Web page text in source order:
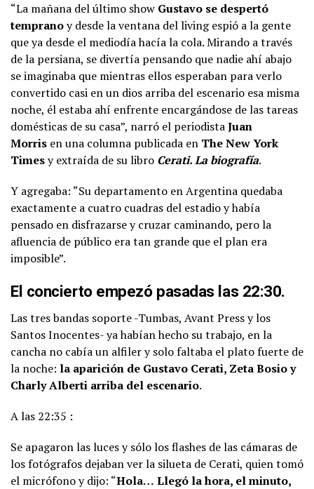
“La mañana del último show Gustavo se despertó
tempranoy desde la ventana del living espió a la gente
que ya desde el mediodía hacía la cola. Mirando a través
de la persiana, se divertía pensando que nadie ahí abajo
se imaginaba que mientras ellos esperaban para verlo
convertido casi en un dios arriba del escenario esa misma
noche, él estaba ahí enfrente encargándose de las tareas
domésticas de su casa”, narró el periodistaJuan
Morris en una columna publicada en The New York
Timesy extraída de su libro Cerati. La biografía.
Y agregaba: “Su departamento en Argentina quedaba
exactamente a cuatro cuadras del estadio y había
pensado en disfrazarse y cruzar caminando, pero la
afluencia de público era tan grande que el plan era
imposible”.
El concierto empezó pasadas las 22:30.
Las tres bandas soporte -Tumbas, Avant Press y los
Santos Inocentes- ya habían hecho su trabajo, en la
cancha no cabía un alfiler y solo faltaba el plato fuerte de
la noche: la aparición de Gustavo Cerati, Zeta Bosio y
Charly Alberti arriba del escenario.
A las 22:35 :
Se apagaron las luces y sólo los flashes de las cámaras de
los fotógrafos dejaban ver la silueta de Cerati, quien tomó
el micrófono y dijo: “Hola… Llegó la hora, el minuto,